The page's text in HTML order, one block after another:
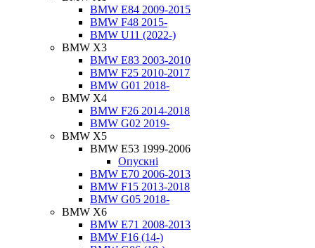
BMW E84 2009-2015
BMW F48 2015-
BMW U11 (2022-)
BMW X3
BMW E83 2003-2010
BMW F25 2010-2017
BMW G01 2018-
BMW X4
BMW F26 2014-2018
BMW G02 2019-
BMW X5
BMW E53 1999-2006
Опускні
BMW E70 2006-2013
BMW F15 2013-2018
BMW G05 2018-
BMW X6
BMW E71 2008-2013
BMW F16 (14-)